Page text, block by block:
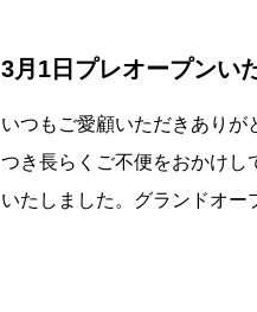
3月1日プレオープンい
いつもご愛顧いただきありが
つき長らくご不便をおかけし
いたしました。グランドオー